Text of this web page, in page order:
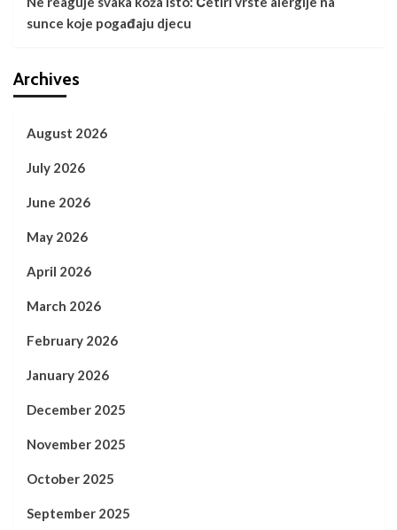
sunce koje pogađaju djecu
Archives
August 2026
July 2026
June 2026
May 2026
April 2026
March 2026
February 2026
January 2026
December 2025
November 2025
October 2025
September 2025